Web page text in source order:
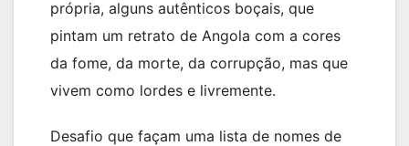
própria, alguns autênticos boçais, que
pintam um retrato de Angola com a cores
da fome, da morte, da corrupção, mas que
vivem como lordes e livremente.
Desafio que façam uma lista de nomes de